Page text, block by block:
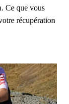
Ce que vous
récupération